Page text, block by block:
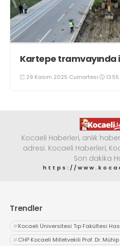
Kartepe tramvayında
29 Kasım 2025 Cumartesi 13:55
Kocaeli Haberleri, anlık
adresi. Kocaeli Haberleri,
Son dakika
https://
Trendler
#Kocaeli Üniversitesi Tıp Fakültesi
#CHP Kocaeli Milletvekili Prof. Dr.